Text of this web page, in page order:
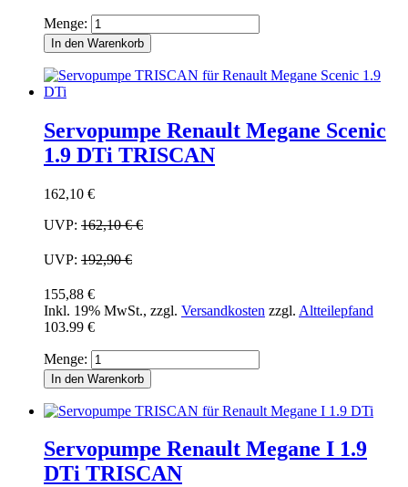
Menge:
In den Warenkorb
Servopumpe Renault Megane Scenic
1.9 DTi TRISCAN
162,10 €
UVP: 162,10 €€
UVP: 192,90 €
155,88 €
Inkl. 19% MwSt., zzgl. Versandkosten zzgl. Altteilepfand
103.99 €
Menge:
In den Warenkorb
Servopumpe Renault Megane I 1.9
DTi TRISCAN